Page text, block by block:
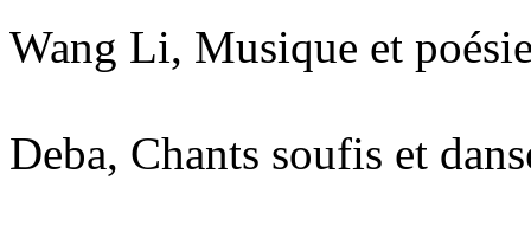
Wang Li, Musique et
Deba, Chants soufis et